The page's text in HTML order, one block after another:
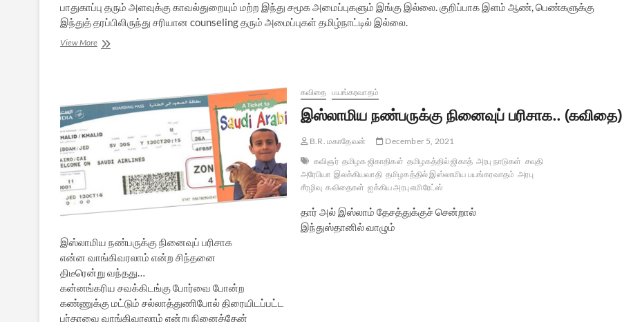
பாதுகாப்பு தரும் அளவுக்கு காவல்துறையும் மற்ற இந்து சமூக அமைப்புகளும் இங்கு இல்லை. குறிப்பாக இளம் ஆண், பெண்களுக்கு
இந்துத் தரப்பிலிருந்து சரியான counseling தரும் அமைப்புகள் தமிழ்நாட்டில் இல்லை.
View Moreஃபாத்திமா
பாடம்
என்ன?
கவிதை பயங்கரவாதம்
இஸ்லாமிய நண்பருக்கு நினைவுப் பரிசாக.. (கவிதை)
B.R. மகாதேவன்
December 5, 2021
கவிஞர் தமிழக ஜிகாதிகள் தமிழகத்தில் ஜிகாத் அரபு நாடுகள் சவுதி
அரேபியா இலக்கியவாதி தமிழகத்தில் இஸ்லாமிய பயங்கரவாதம் அரபு
சீரழிவு கவிதைகள் ஐக்கிய அரபு எமிரேட்ஸ்
தார் அல் இஸ்லாம் தேசத்துக்குச் சென்றால்
இந்துஸ்தானில் வாழும்
இஸ்லாமிய நண்பருக்கு நினைவுப் பரிசாக
என்ன வாங்கிவரலாம் என்ற சிந்தனை
திடீரென்று வந்தது…
கன்னங்கரிய சவக்கிடங்கு போர்வை போன்ற
கண்ணுக்கு மட்டும் சல்லாத்துணிபோல் திரையிடப்பட்ட
பர்தாவை வாங்கிவரலாம் என்று நினைத்தேன்